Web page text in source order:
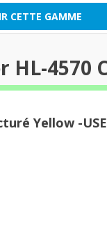
CETTE GAMME
4570
Brother TN-325 - Toner